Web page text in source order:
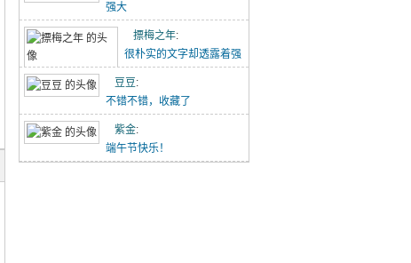
小猪佩奇手推车（20260329）
喝酸奶看动画片被发现了（20260329）
强大
摽梅之年:
很朴实的文字却透露着强
豆豆 :
不错不错，收藏了
紫金:
端午节快乐！